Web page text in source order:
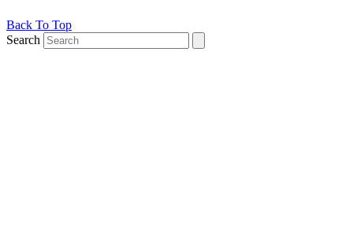
Back To Top
Search